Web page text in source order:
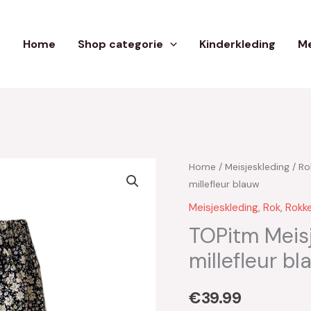
Home Shop categorie Kinderkleding
Home / Meisjeskleding /
millefleur blauw
Meisjeskleding, Rok,
TOPitm
millefleur
€39.99